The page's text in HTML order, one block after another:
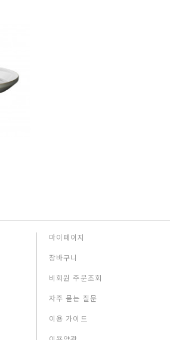
마이페이지
장바구니
비회원 주문조회
자주 묻는 질문
이용 가이드